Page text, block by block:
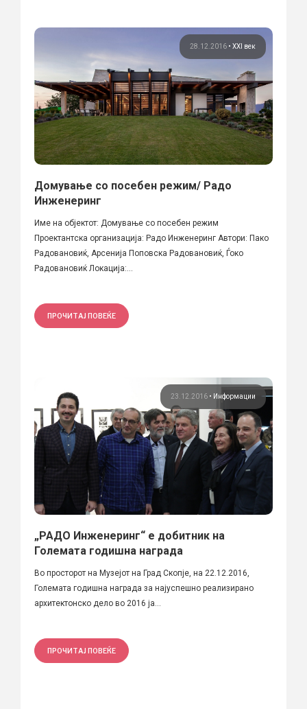
28.12.2016 • XXI век
Домување со посебен режим/ Радо
Инженеринг
Име на објектот: Домување со посебен режим
Проектантска организација: Радо Инженеринг Автори: Пако
Радовановиќ, Арсенија Поповска Радовановиќ, Ѓоко
Радовановиќ Локација:...
ПРОЧИТАЈ ПОВЕЌЕ
23.12.2016 • Информации
„РАДО Инженеринг“ е добитник на
Големата годишна награда
Во просторот на Музејот на Град Скопје, на 22.12.2016,
Големата годишна награда за најуспешно реализирано
архитектонско дело во 2016 ја...
ПРОЧИТАЈ ПОВЕЌЕ